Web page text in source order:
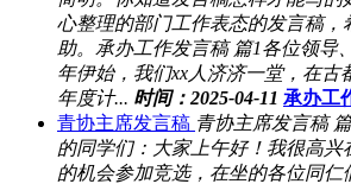
心整理的部门工作表态的发言稿，
助。承办工作发言稿 篇1各位领导
年伊始，我们xx人济济一堂，在古
年度计... 时间：2025-04-11 承办工
青协主席发言稿 青协主席发言稿
的同学们：大家上午好！我很高兴
的机会参加竞选，在坐的各位同仁